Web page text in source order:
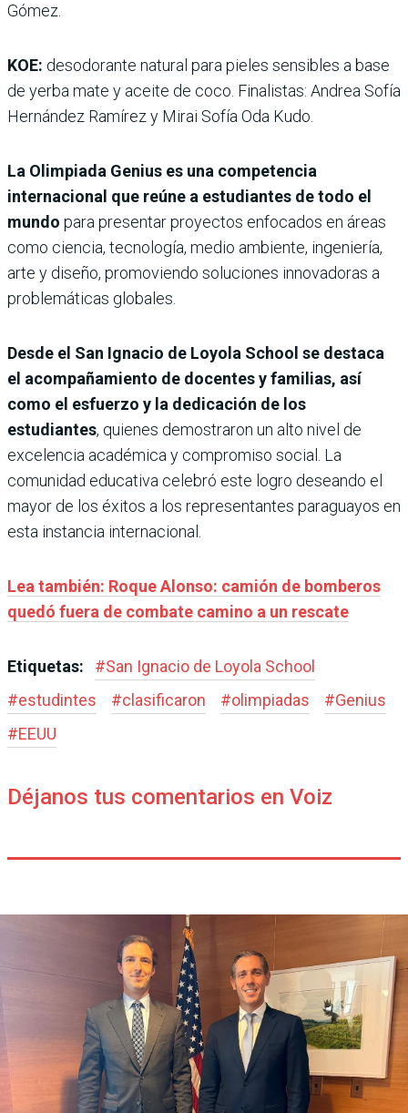
Gómez.
KOE: desodorante natural para pieles sensibles a base
de yerba mate y aceite de coco. Finalistas: Andrea Sofía
Hernández Ramírez y Mirai Sofía Oda Kudo.
La Olimpiada Genius es una competencia
internacional que reúne a estudiantes de todo el
mundo para presentar proyectos enfocados en áreas
como ciencia, tecnología, medio ambiente, ingeniería,
arte y diseño, promoviendo soluciones innovadoras a
problemáticas globales.
Desde el San Ignacio de Loyola School se destaca
el acompañamiento de docentes y familias, así
como el esfuerzo y la dedicación de los
estudiantes, quienes demostraron un alto nivel de
excelencia académica y compromiso social. La
comunidad educativa celebró este logro deseando el
mayor de los éxitos a los representantes paraguayos en
esta instancia internacional.
Lea también: Roque Alonso: camión de bomberos
quedó fuera de combate camino a un rescate
Etiquetas: #San Ignacio de Loyola School
#estudintes #clasificaron #olimpiadas #Genius
#EEUU
Déjanos tus comentarios en Voiz